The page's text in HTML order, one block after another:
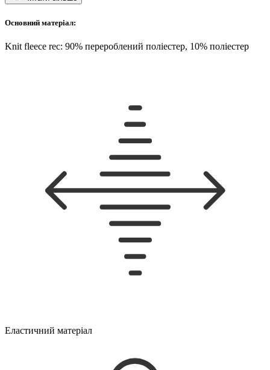
Основний матеріал:
Knit fleece rec: 90% перероблений поліестер, 10% поліестер
Еластичний матеріал